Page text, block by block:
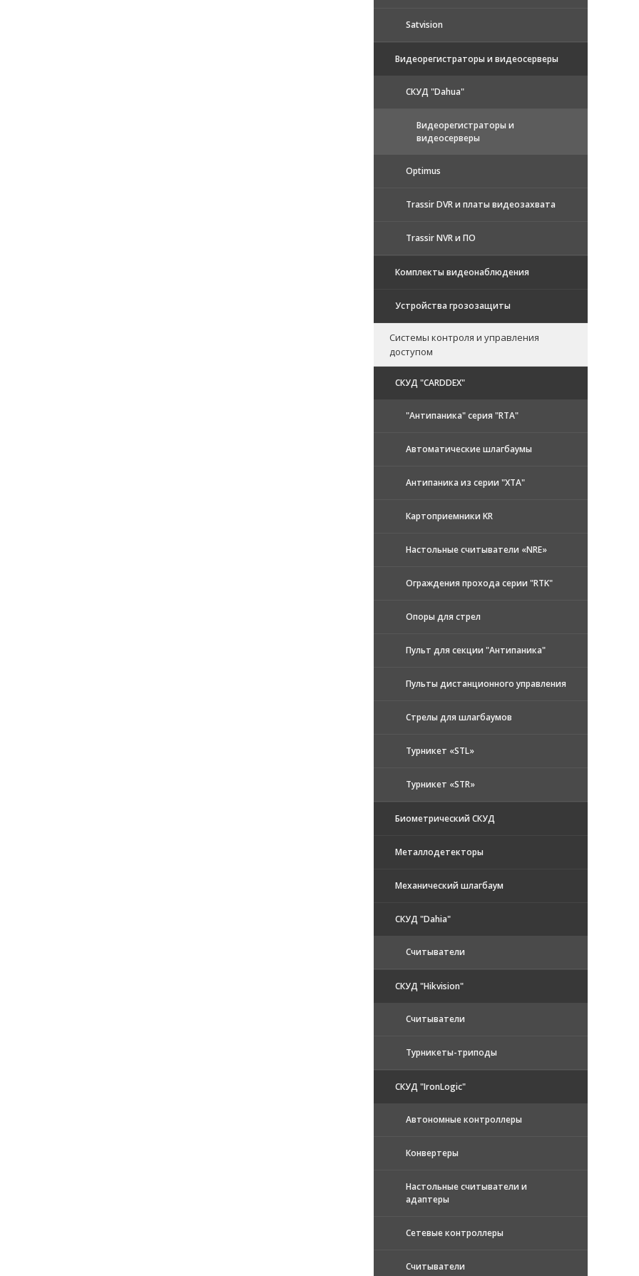
Satvision
Видеорегистраторы и видеосерверы
CКУД "Dahua"
Видеорегистраторы и
видеосерверы
Optimus
Trassir DVR и платы видеозахвата
Trassir NVR и ПО
Комплекты видеонаблюдения
Устройства грозозащиты
Системы контроля и управления
доступом
CКУД "CARDDEX"
"Антипаника" серия "RTA"
Автоматические шлагбаумы
Антипаника из серии "XTA"
Картоприемники KR
Настольные считыватели «NRE»
Ограждения прохода серии "RTK"
Опоры для стрел
Пульт для секции "Антипаника"
Пульты дистанционного управления
Стрелы для шлагбаумов
Турникет «STL»
Турникет «STR»
Биометрический СКУД
Металлодетекторы
Механический шлагбаум
СКУД "Dahia"
Считыватели
СКУД "Hikvision"
Считыватели
Турникеты-триподы
СКУД "IronLogic"
Автономные контроллеры
Конвертеры
Настольные считыватели и
адаптеры
Сетевые контроллеры
Считыватели